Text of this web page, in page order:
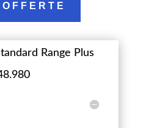
Range Plus